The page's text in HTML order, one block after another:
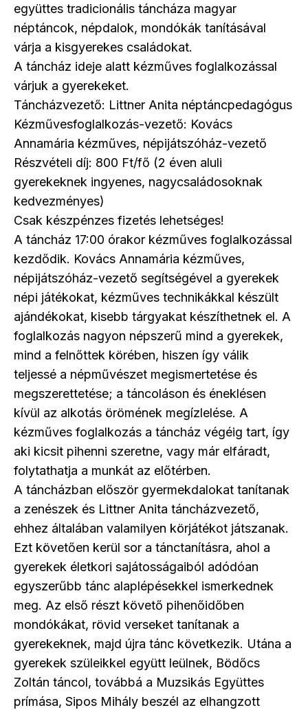
együttes tradicionális táncháza magyar
néptáncok, népdalok, mondókák tanításával
várja a kisgyerekes családokat.
A táncház ideje alatt kézműves foglalkozással
várjuk a gyerekeket.
Táncházvezető: Littner Anita néptáncpedagógus
Kézművesfoglalkozás-vezető: Kovács
Annamária kézműves, népijátszóház-vezető
Részvételi díj: 800 Ft/fő (2 éven aluli
gyerekeknek ingyenes, nagycsaládosoknak
kedvezményes)
Csak készpénzes fizetés lehetséges!
A táncház 17:00 órakor kézműves foglalkozással
kezdődik. Kovács Annamária kézműves,
népijátszóház-vezető segítségével a gyerekek
népi játékokat, kézműves technikákkal készült
ajándékokat, kisebb tárgyakat készíthetnek el. A
foglalkozás nagyon népszerű mind a gyerekek,
mind a felnőttek körében, hiszen így válik
teljessé a népművészet megismertetése és
megszerettetése; a táncoláson és éneklésen
kívül az alkotás örömének megízlelése. A
kézműves foglalkozás a táncház végéig tart, így
aki kicsit pihenni szeretne, vagy már elfáradt,
folytathatja a munkát az előtérben.
A táncházban először gyermekdalokat tanítanak
a zenészek és Littner Anita táncházvezető,
ehhez általában valamilyen körjátékot játszanak.
Ezt követően kerül sor a tánctanításra, ahol a
gyerekek életkori sajátosságaiból adódóan
egyszerűbb tánc alaplépésekkel ismerkednek
meg. Az első részt követő pihenőidőben
mondókákat, rövid verseket tanítanak a
gyerekeknek, majd újra tánc következik. Utána a
gyerekek szüleikkel együtt leülnek, Bödőcs
Zoltán táncol, továbbá a Muzsikás Együttes
prímása, Sipos Mihály beszél az elhangzott